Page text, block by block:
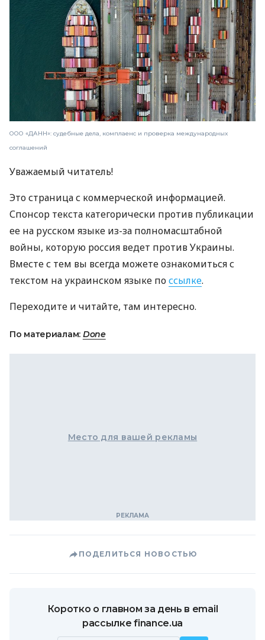
ООО «ДАНН»: судебные дела, комплаенс и проверка международных
соглашений
Уважаемый читатель!
Это страница с коммерческой информацией.
Спонсор текста категорически против публикации
ее на русском языке из-за полномасштабной
войны, которую россия ведет против Украины.
Вместе с тем вы всегда можете ознакомиться с
текстом на украинском языке поссылке.
Переходите и читайте, там интересно.
По материалам: Done
Место для вашей рекламы
ПОДЕЛИТЬСЯ НОВОСТЬЮ
Коротко о главном за день в email
рассылке finance.ua